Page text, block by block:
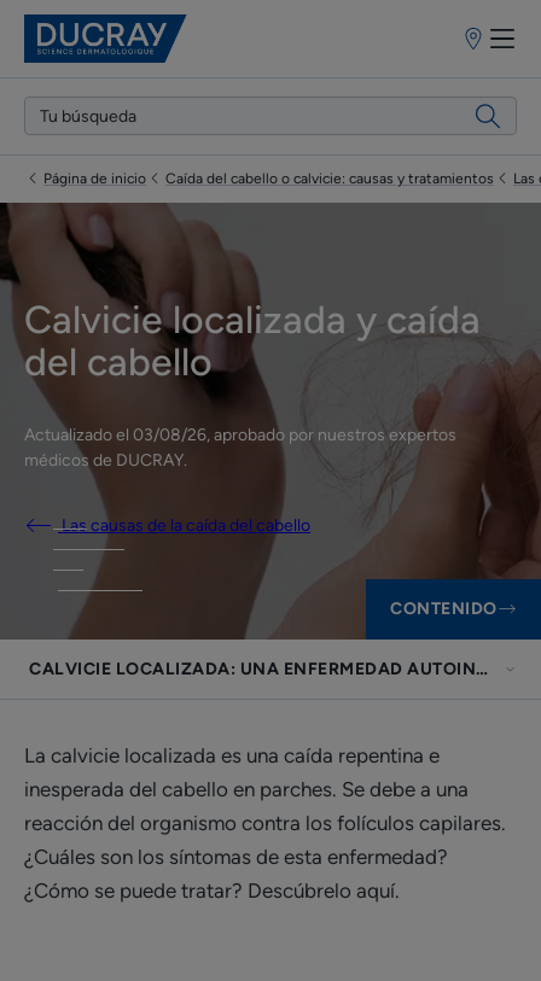
Puntos
venta
Página de inicio Caída del cabello o calvicie: causas y tratamientos Las
Calvicie localizada y caída
del cabello
Actualizado el 03/08/26, aprobado por nuestros expertos
médicos de DUCRAY.
Las causas de la caída del cabello
CONTENIDO
CALVICIE LOCALIZADA: UNA ENFERMEDAD AUTOINMUNE
La calvicie localizada es una caída repentina e
inesperada del cabello en parches. Se debe a una
reacción del organismo contra los folículos capilares.
¿Cuáles son los síntomas de esta enfermedad?
¿Cómo se puede tratar? Descúbrelo aquí.